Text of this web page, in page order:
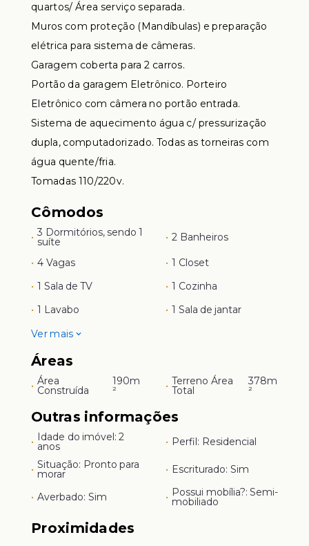
quartos/ Área serviço separada.
Muros com proteção (Mandíbulas) e preparação
elétrica para sistema de câmeras.
Garagem coberta para 2 carros.
Portão da garagem Eletrônico. Porteiro
Eletrônico com câmera no portão entrada.
Sistema de aquecimento água c/ pressurização
dupla, computadorizado. Todas as torneiras com
água quente/fria.
Tomadas 110/220v.
Cômodos
• 3 Dormitórios, sendo 1
suíte • 2 Banheiros
• 4 Vagas • 1 Closet
• 1 Sala de TV • 1 Cozinha
• 1 Lavabo • 1 Sala de jantar
Ver mais
Áreas
• Área
Construída
190m
² • Terreno Área
Total
378m
²
Outras informações
• Idade do imóvel: 2
anos • Perfil: Residencial
• Situação: Pronto para
morar • Escriturado: Sim
• Averbado: Sim • Possui mobília?: Semi-
mobiliado
Proximidades